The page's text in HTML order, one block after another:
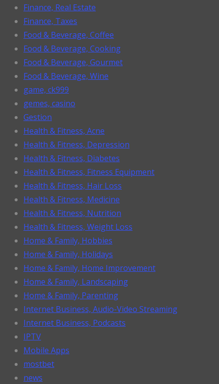
Finance, Real Estate
Finance, Taxes
Food & Beverage, Coffee
Food & Beverage, Cooking
Food & Beverage, Gourmet
Food & Beverage, Wine
game, ck999
gemes, casino
Gestion
Health & Fitness, Acne
Health & Fitness, Depression
Health & Fitness, Diabetes
Health & Fitness, Fitness Equipment
Health & Fitness, Hair Loss
Health & Fitness, Medicine
Health & Fitness, Nutrition
Health & Fitness, Weight Loss
Home & Family, Hobbies
Home & Family, Holidays
Home & Family, Home Improvement
Home & Family, Landscaping
Home & Family, Parenting
Internet Business, Audio-Video Streaming
Internet Business, Podcasts
IPTV
Mobile Apps
mostbet
news